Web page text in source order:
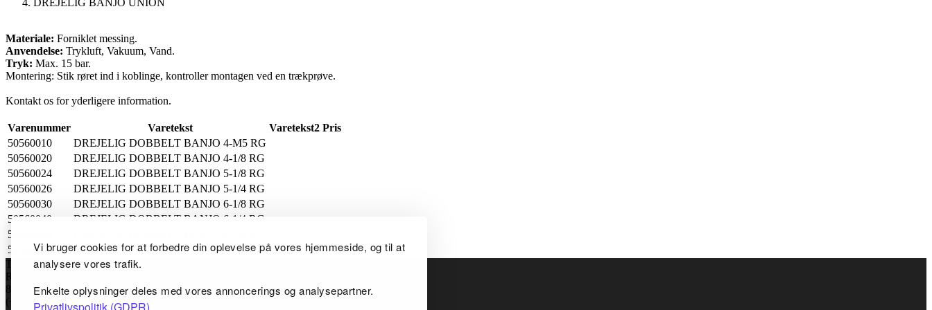
Vi bruger cookies for at forbedre din oplevelse på vores hjemmeside, og til at
analysere vores trafik.
Enkelte oplysninger deles med vores annoncerings og analysepartner.
Materiale: Forniklet messing.
Anvendelse: Trykluft, Vakuum, Vand.
Tryk: Max. 15 bar.
Montering: Stik røret ind i koblinge, kontroller montagen ved en trækprøve.
Kontakt os for yderligere information.
Varenummer Varetekst Varetekst2 Pris
50560010
DREJELIG DOBBELT BANJO 4-M5 RG
50560020
DREJELIG DOBBELT BANJO 4-1/8 RG
50560024
DREJELIG DOBBELT BANJO 5-1/8 RG
50560026
DREJELIG DOBBELT BANJO 5-1/4 RG
50560030
DREJELIG DOBBELT BANJO 6-1/8 RG
50560040
DREJELIG DOBBELT BANJO 6-1/4 RG
50560050
50560060
DREJELIG DOBBELT BANJO 8-1/4 RG
TC Maskinfabrik ApS
Rugvej 6
8920 Randers NV, Danmark
(+45) 86434144